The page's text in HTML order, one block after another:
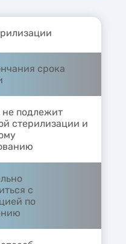
срока
не подлежит
стерилизации и
с
по